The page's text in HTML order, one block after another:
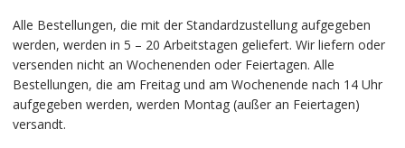
Alle Bestellungen, die mit der Standardzustellung aufgegeben
werden, werden in 5 – 20 Arbeitstagen geliefert. Wir liefern oder
versenden nicht an Wochenenden oder Feiertagen. Alle
Bestellungen, die am Freitag und am Wochenende nach 14 Uhr
aufgegeben werden, werden Montag (außer an Feiertagen)
versandt.